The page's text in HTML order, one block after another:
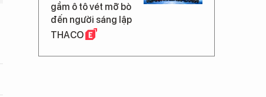
gầm ô tô vét mỡ bò
đến người sáng lập
THACO